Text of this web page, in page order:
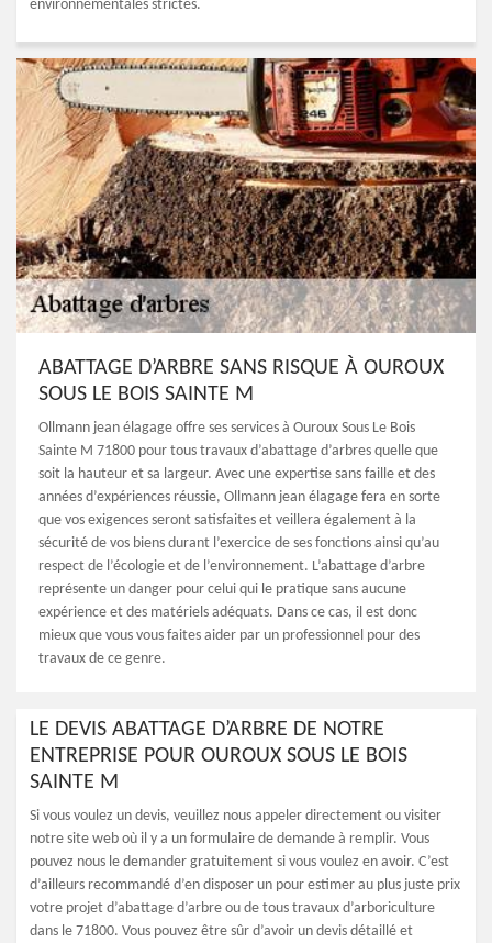
environnementales strictes.
ABATTAGE D’ARBRE SANS RISQUE À OUROUX
SOUS LE BOIS SAINTE M
Ollmann jean élagage offre ses services à Ouroux Sous Le Bois
Sainte M 71800 pour tous travaux d’abattage d’arbres quelle que
soit la hauteur et sa largeur. Avec une expertise sans faille et des
années d’expériences réussie, Ollmann jean élagage fera en sorte
que vos exigences seront satisfaites et veillera également à la
sécurité de vos biens durant l’exercice de ses fonctions ainsi qu’au
respect de l’écologie et de l’environnement. L’abattage d’arbre
représente un danger pour celui qui le pratique sans aucune
expérience et des matériels adéquats. Dans ce cas, il est donc
mieux que vous vous faites aider par un professionnel pour des
travaux de ce genre.
LE DEVIS ABATTAGE D’ARBRE DE NOTRE
ENTREPRISE POUR OUROUX SOUS LE BOIS
SAINTE M
Si vous voulez un devis, veuillez nous appeler directement ou visiter
notre site web où il y a un formulaire de demande à remplir. Vous
pouvez nous le demander gratuitement si vous voulez en avoir. C’est
d’ailleurs recommandé d’en disposer un pour estimer au plus juste prix
votre projet d’abattage d’arbre ou de tous travaux d’arboriculture
dans le 71800. Vous pouvez être sûr d’avoir un devis détaillé et